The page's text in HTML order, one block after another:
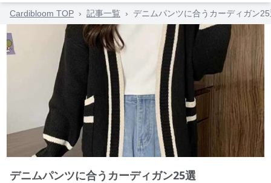
Cardibloom TOP › 記事一覧 › デニムパンツに合うカーディガン
デニムパンツに合うカーディガン25選